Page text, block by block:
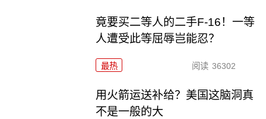
竟要买二等人的二手F-16！一等
人遭受此等屈辱岂能忍？
最热 阅读 36302
用火箭运送补给？美国这脑洞真
不是一般的大